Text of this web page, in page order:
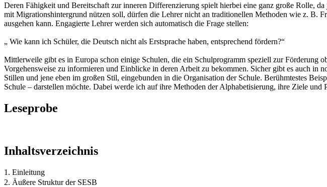
Deren Fähigkeit und Bereitschaft zur inneren Differenzierung spielt hierbei eine ganz große Rolle,
mit Migrationshintergrund nützen soll, dürfen die Lehrer nicht an traditionellen Methoden wie z. B.
ausgehen kann. Engagierte Lehrer werden sich automatisch die Frage stellen:
„ Wie kann ich Schüler, die Deutsch nicht als Erstsprache haben, entsprechend fördern?“
Mittlerweile gibt es in Europa schon einige Schulen, die ein Schulprogramm speziell zur Förderung
Vorgehensweise zu informieren und Einblicke in deren Arbeit zu bekommen. Sicher gibt es auch in
Stillen und jene eben im großen Stil, eingebunden in die Organisation der Schule. Berühmtestes
Schule – darstellen möchte. Dabei werde ich auf ihre Methoden der Alphabetisierung, ihre Ziele
Leseprobe
Inhaltsverzeichnis
1. Einleitung
2. Äußere Struktur der SESB